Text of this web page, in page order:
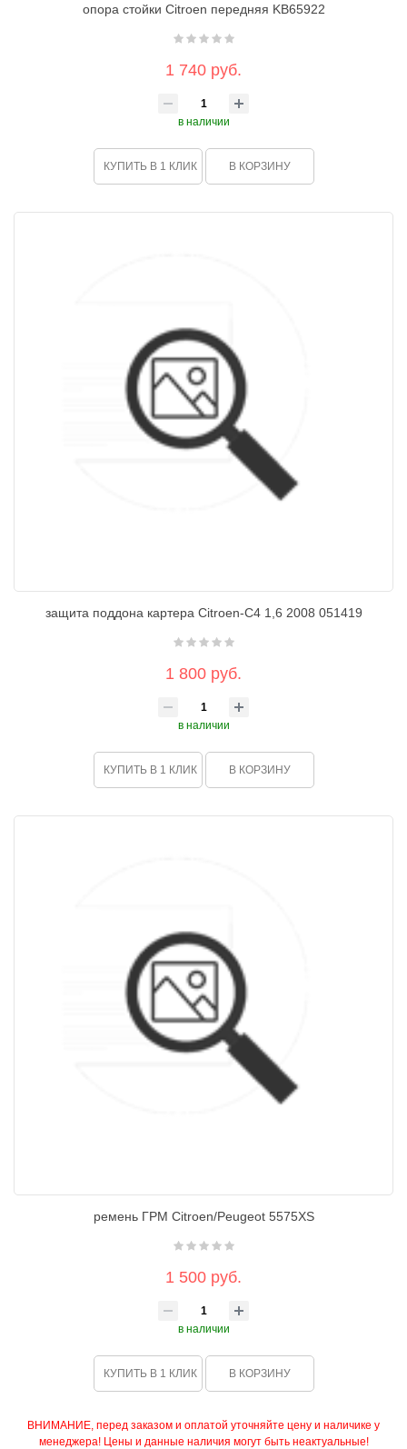
опора стойки Citroen передняя KB65922
1 740 руб.
в наличии
КУПИТЬ В 1 КЛИК В КОРЗИНУ
защита поддона картера Citroen-C4 1,6 2008 051419
1 800 руб.
в наличии
КУПИТЬ В 1 КЛИК В КОРЗИНУ
ремень ГРМ Citroen/Peugeot 5575XS
1 500 руб.
в наличии
КУПИТЬ В 1 КЛИК В КОРЗИНУ
ВНИМАНИЕ, перед заказом и оплатой уточняйте цену и наличике у
менеджера! Цены и данные наличия могут быть неактуальные!